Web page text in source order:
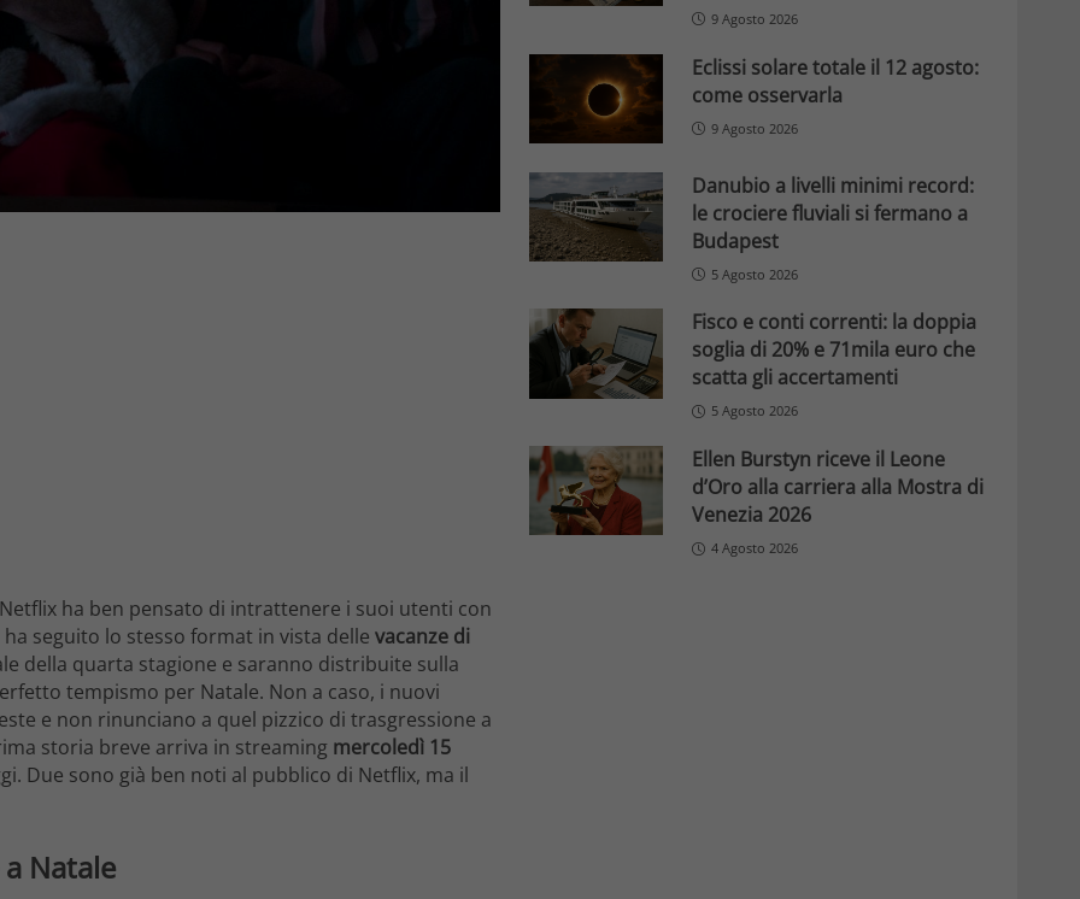
ha ben pensato di intrattenere i suoi utenti con
ha seguito lo stesso format in vista delle vacanze di
della quarta stagione e saranno distribuite sulla
tempismo per Natale. Non a caso, i nuovi
e non rinunciano a quel pizzico di trasgressione a
storia breve arriva in streaming mercoledì 15
Due sono già ben noti al pubblico di Netflix, ma il
Natale
9 Agosto 2026
Eclissi solare totale il 12 agosto:
come osservarla
9 Agosto 2026
Danubio a livelli minimi record:
le crociere fluviali si fermano a
Budapest
5 Agosto 2026
Fisco e conti correnti: la doppia
soglia di 20% e 71mila euro che
scatta gli accertamenti
5 Agosto 2026
Ellen Burstyn riceve il Leone
d’Oro alla carriera alla Mostra di
Venezia 2026
4 Agosto 2026